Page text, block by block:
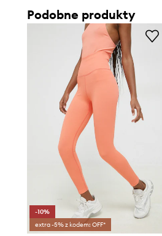
Podobne produkty
-10%
extra -5% z kodem: OFF*